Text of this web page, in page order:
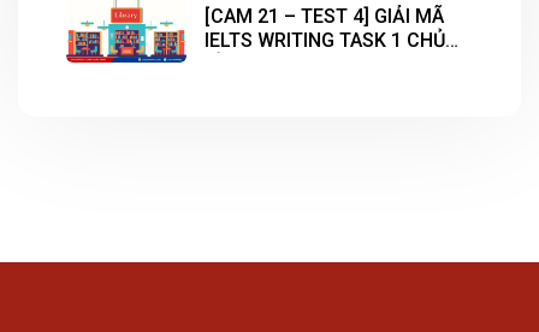
[CAM 21 – TEST 4] GIẢI MÃ
IELTS WRITING TASK 1 CHỦ